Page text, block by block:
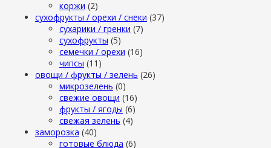
коржи (2)
сухофрукты / орехи / снеки (37)
сухарики / гренки (7)
сухофрукты (5)
семечки / орехи (16)
чипсы (11)
овощи / фрукты / зелень (26)
микрозелень (0)
свежие овощи (16)
фрукты / ягоды (6)
свежая зелень (4)
заморозка (40)
готовые блюда (6)